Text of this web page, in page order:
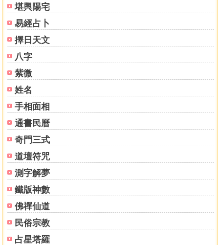
堪輿陽宅
易經占卜
擇日天文
八字
紫微
姓名
手相面相
通書民曆
奇門三式
道壇符咒
測字解夢
鐵版神數
佛禪仙道
民俗宗教
占星塔羅